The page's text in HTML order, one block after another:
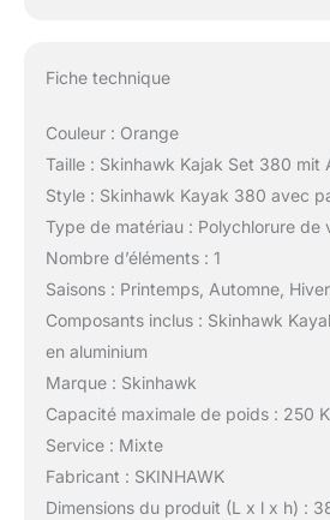
Fiche technique
Couleur : Orange
Taille : Skinhawk Kajak Set 380 mit
Style : Skinhawk Kayak 380 avec
Type de matériau : Polychlorure de
Nombre d’éléments : 1
Saisons : Printemps, Automne,
Composants inclus : Skinhawk
en aluminium
Marque : Skinhawk
Capacité maximale de poids : 250
Service : Mixte
Fabricant : SKINHAWK
Dimensions du produit (L x l x h) :